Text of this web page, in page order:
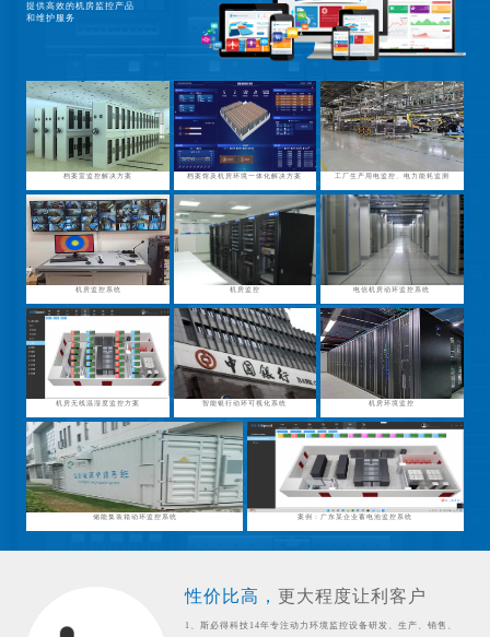
提供高效的机房监控产品
和维护服务
档案室监控解决方案 档案馆及机房环境一体化解决方案 工厂生产用电监控、电力能耗监测
机房监控系统 机房监控 电信机房动环监控系统
机房无线温湿度监控方案 智能银行动环可视化系统 机房环境监控
储能集装箱动环监控系统 案例：广东某企业蓄电池监控系统
性价比高， 更大程度让利客户
1、斯必得科技14年专注动力环境监控设备研发、生产、销售、